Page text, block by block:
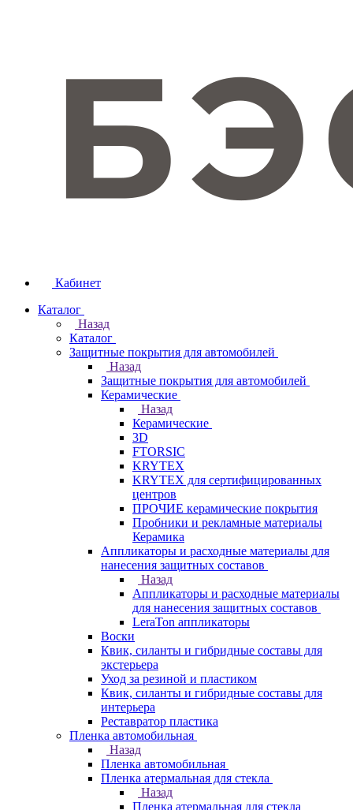
Кабинет
Каталог
Назад
Каталог
Защитные покрытия для автомобилей
Назад
Защитные покрытия для автомобилей
Керамические
Назад
Керамические
3D
FTORSIC
KRYTEX
KRYTEX для сертифицированных
центров
ПРОЧИЕ керамические покрытия
Пробники и рекламные материалы
Керамика
Аппликаторы и расходные материалы для
нанесения защитных составов
Назад
Аппликаторы и расходные материалы
для нанесения защитных составов
LeraTon аппликаторы
Воски
Квик, силанты и гибридные составы для
экстерьера
Уход за резиной и пластиком
Квик, силанты и гибридные составы для
интерьера
Реставратор пластика
Пленка автомобильная
Назад
Пленка автомобильная
Пленка атермальная для стекла
Назад
Пленка атермальная для стекла